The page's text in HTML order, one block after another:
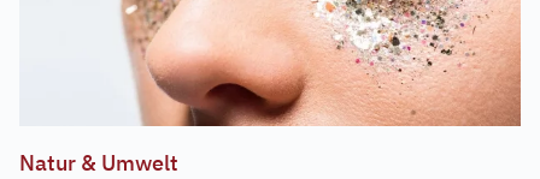
Natur & Umwelt